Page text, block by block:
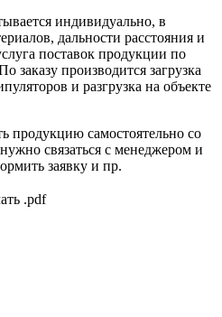
индивидуально, в
дальности расстояния и
поставок продукции по
заказу производится загрузка
и разгрузка на объекте
продукцию самостоятельно со
связаться с менеджером и
заявку и пр.
.pdf